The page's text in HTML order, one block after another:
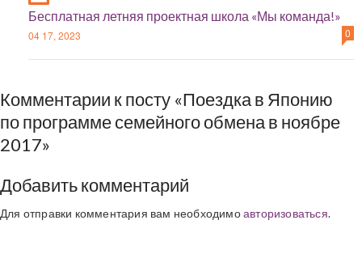
Бесплатная летняя проектная школа «Мы команда!»
04 17, 2023 0
Комментарии к посту «Поездка в Японию
по программе семейного обмена в ноябре
2017»
Добавить комментарий
Для отправки комментария вам необходимоавторизоваться.